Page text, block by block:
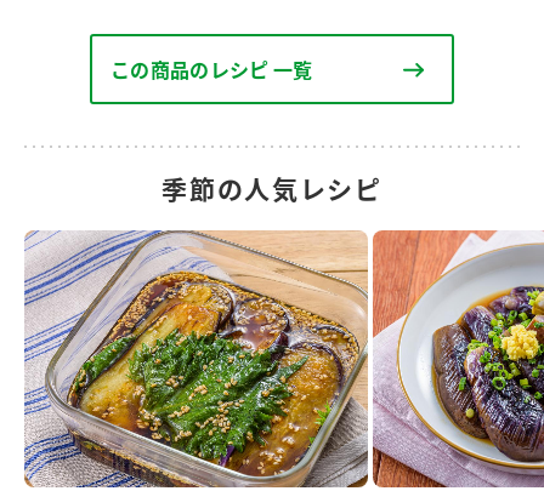
この商品のレシピ 一覧
季節の人気レシピ